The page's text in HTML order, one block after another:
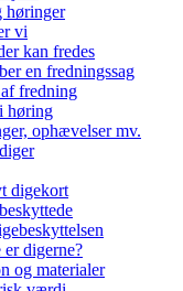
høringer
vi
kan fredes
en fredningssag
fredning
høring
ophævelser mv.
digekort
digerne?
og materialer